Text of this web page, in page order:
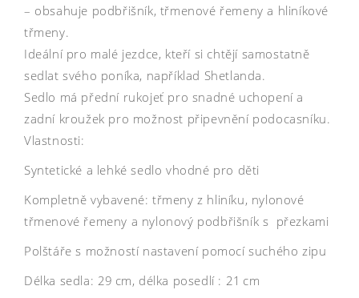
– obsahuje podbřišník, třmenové řemeny a hliníkové
třmeny.
Ideální pro malé jezdce, kteří si chtějí samostatně
sedlat svého poníka, například Shetlanda.
Sedlo má přední rukojeť pro snadné uchopení a
zadní kroužek pro možnost připevnění podocasníku.
Vlastnosti:
Syntetické a lehké sedlo vhodné pro děti
Kompletně vybavené: třmeny z hliníku, nylonové
třmenové řemeny a nylonový podbřišník s přezkami
Polštáře s možností nastavení pomocí suchého zipu
Délka sedla: 29 cm, délka posedlí : 21 cm